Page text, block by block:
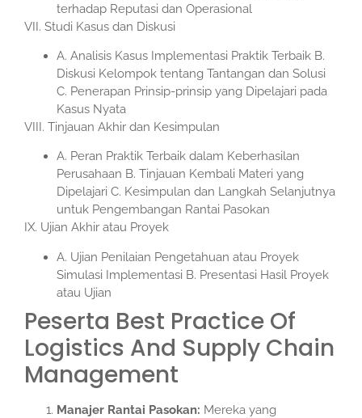
terhadap Reputasi dan Operasional
VII. Studi Kasus dan Diskusi
A. Analisis Kasus Implementasi Praktik Terbaik B.
Diskusi Kelompok tentang Tantangan dan Solusi
C. Penerapan Prinsip-prinsip yang Dipelajari pada
Kasus Nyata
VIII. Tinjauan Akhir dan Kesimpulan
A. Peran Praktik Terbaik dalam Keberhasilan
Perusahaan B. Tinjauan Kembali Materi yang
Dipelajari C. Kesimpulan dan Langkah Selanjutnya
untuk Pengembangan Rantai Pasokan
IX. Ujian Akhir atau Proyek
A. Ujian Penilaian Pengetahuan atau Proyek
Simulasi Implementasi B. Presentasi Hasil Proyek
atau Ujian
Peserta Best Practice Of
Logistics And Supply Chain
Management
Manajer Rantai Pasokan: Mereka yang